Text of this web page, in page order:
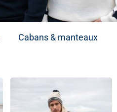
Cabans & manteaux